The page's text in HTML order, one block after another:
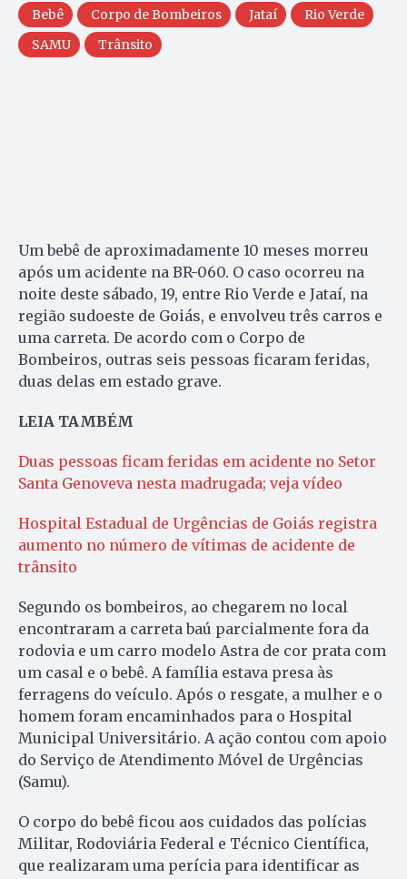
Bebê Corpo de Bombeiros Jataí
Rio Verde
SAMU
Trânsito
Um bebê de aproximadamente 10 meses morreu
após um acidente na BR-060. O caso ocorreu na
noite deste sábado, 19, entre Rio Verde e Jataí, na
região sudoeste de Goiás, e envolveu três carros e
uma carreta. De acordo com o Corpo de
Bombeiros, outras seis pessoas ficaram feridas,
duas delas em estado grave.
LEIA TAMBÉM
Duas pessoas ficam feridas em acidente no Setor
Santa Genoveva nesta madrugada; veja vídeo
Hospital Estadual de Urgências de Goiás registra
aumento no número de vítimas de acidente de
trânsito
Segundo os bombeiros, ao chegarem no local
encontraram a carreta baú parcialmente fora da
rodovia e um carro modelo Astra de cor prata com
um casal e o bebê. A família estava presa às
ferragens do veículo. Após o resgate, a mulher e o
homem foram encaminhados para o Hospital
Municipal Universitário. A ação contou com apoio
do Serviço de Atendimento Móvel de Urgências
(Samu).
O corpo do bebê ficou aos cuidados das polícias
Militar, Rodoviária Federal e Técnico Científica,
que realizaram uma perícia para identificar as